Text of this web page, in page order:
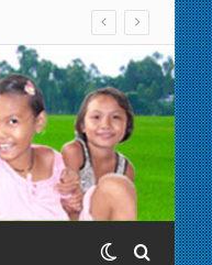
Switch skin
Search